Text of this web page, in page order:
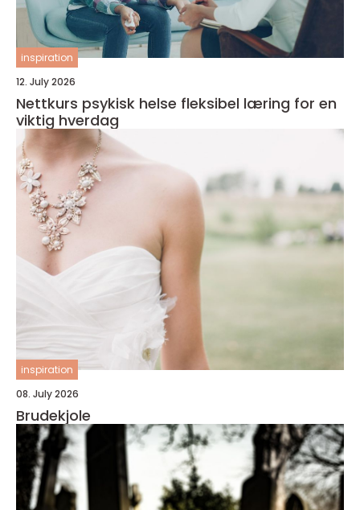
inspiration
12. July 2026
Nettkurs psykisk helse fleksibel læring for en
viktig hverdag
inspiration
08. July 2026
Brudekjole